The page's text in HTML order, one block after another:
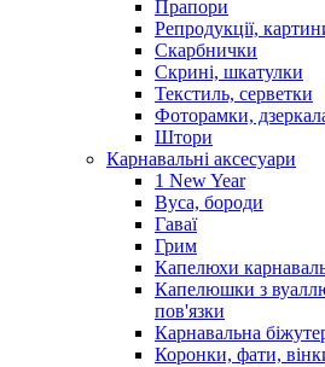
Прапори
Репродукції,
Скарбнички
Скрині, шкатулки
Текстиль, серветки
Фоторамки,
Штори
Карнавальні аксесуари
1 New Year
Вуса, бороди
Гаваї
Грим
Капелюхи
Капелюшки з
пов'язки
Карнавальна
Коронки, фати,